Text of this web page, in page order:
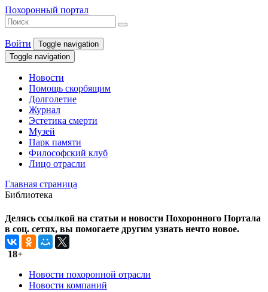
Похоронный портал
Войти
Toggle navigation
Toggle navigation
Новости
Помощь скорбящим
Долголетие
Журнал
Эстетика смерти
Музей
Парк памяти
Философский клуб
Лицо отрасли
Главная страница
Библиотека
Делясь ссылкой на статьи и новости Похоронного Портала
в соц. сетях, вы помогаете другим узнать нечто новое.
18+
Новости похоронной отрасли
Новости компаний